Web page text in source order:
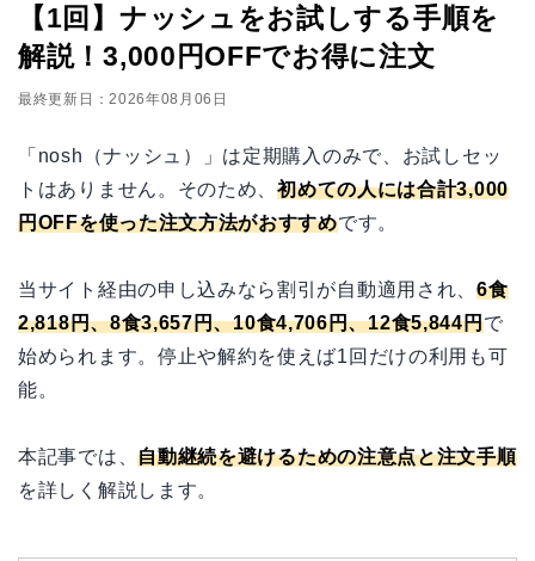
【1回】ナッシュをお試しする手順を
解説！3,000円OFFでお得に注文
最終更新日：2026年08月06日
「nosh（ナッシュ）」は定期購入のみで、お試しセッ
トはありません。そのため、初めての人には合計3,000
円OFFを使った注文方法がおすすめです。
当サイト経由の申し込みなら割引が自動適用され、6食
2,818円、8食3,657円、10食4,706円、12食5,844円で
始められます。停止や解約を使えば1回だけの利用も可
能。
本記事では、自動継続を避けるための注意点と注文手順
を詳しく解説します。